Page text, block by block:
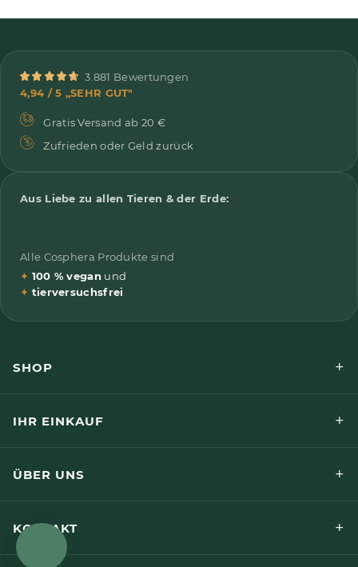
3.881 Bewertungen
4,94 / 5 „SEHR GUT"
Gratis Versand ab 20 €
Zufrieden oder Geld zurück
Aus Liebe zu allen Tieren & der Erde:
Alle Cosphera Produkte sind
✦ 100 % vegan und
✦ tierversuchsfrei
SHOP +
IHR EINKAUF +
ÜBER UNS +
KONTAKT +